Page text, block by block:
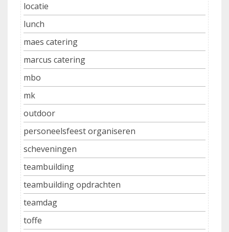
locatie
lunch
maes catering
marcus catering
mbo
mk
outdoor
personeelsfeest organiseren
scheveningen
teambuilding
teambuilding opdrachten
teamdag
toffe